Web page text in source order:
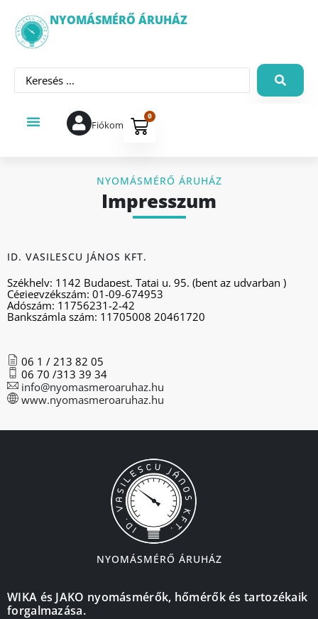
NYOMÁSMÉRŐ ÁRUHÁZ
Fiókom
0
NYOMÁSMÉRŐ ÁRUHÁZ
Impresszum
ID. VASILESCU JÁNOS KFT.
Székhely: 1142 Budapest, Tatai u. 95. (bent az udvarban )
Cégjegyzékszám: 01-09-674953
Adószám: 11756231-2-42
Bankszámla szám: 11705008 20461720
06 1 / 213 82 05
06 70 /313 39 34
info@nyomasmeroaruhaz.hu
www.nyomasmeroaruhaz.hu
NYOMÁSMÉRŐ ÁRUHÁZ
WIKA és JAKO nyomásmérők, hőmérők és tartozékaik
forgalmazása.